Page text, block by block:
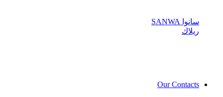
سانوا SANWA
ريلاك
Our Contacts